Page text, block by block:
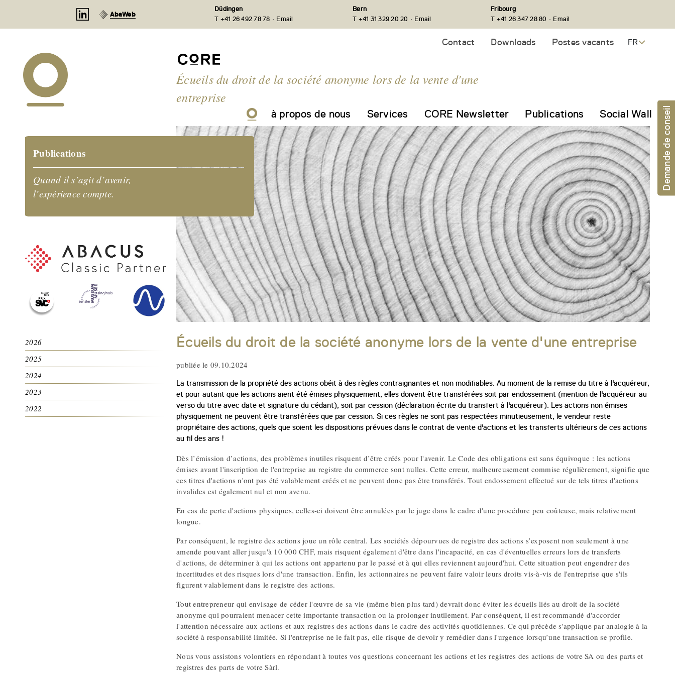
AbaWeb
Düdingen
T +41 26 492 78 78 · Email
Bern
T +41 31 329 20 20 · Email
Fribourg
T +41 26 347 28 80 · Email
Contact Downloads Postes vacants FR
Écueils du droit de la société anonyme lors de la vente d'une
entreprise
à propos de nous Services CORE Newsletter Publications Social Wall
Publications
Quand il s’agit d’avenir,
l’expérience compte.
2026
2025
2024
2023
2022
Écueils du droit de la société anonyme lors de la vente d'une entreprise
publiée le 09.10.2024
La transmission de la propriété des actions obéit à des règles contraignantes et non modifiables. Au moment de la remise du titre à l'acquéreur,
et pour autant que les actions aient été émises physiquement, elles doivent être transférées soit par endossement (mention de l'acquéreur au
verso du titre avec date et signature du cédant), soit par cession (déclaration écrite du transfert à l'acquéreur). Les actions non émises
physiquement ne peuvent être transférées que par cession. Si ces règles ne sont pas respectées minutieusement, le vendeur reste
propriétaire des actions, quels que soient les dispositions prévues dans le contrat de vente d'actions et les transferts ultérieurs de ces actions
au fil des ans !
Dès l’émission d’actions, des problèmes inutiles risquent d’être créés pour l'avenir. Le Code des obligations est sans équivoque : les actions
émises avant l'inscription de l'entreprise au registre du commerce sont nulles. Cette erreur, malheureusement commise régulièrement, signifie que
ces titres d'actions n'ont pas été valablement créés et ne peuvent donc pas être transférés. Tout endossement effectué sur de tels titres d'actions
invalides est également nul et non avenu.
En cas de perte d'actions physiques, celles-ci doivent être annulées par le juge dans le cadre d'une procédure peu coûteuse, mais relativement
longue.
Par conséquent, le registre des actions joue un rôle central. Les sociétés dépourvues de registre des actions s’exposent non seulement à une
amende pouvant aller jusqu'à 10 000 CHF, mais risquent également d'être dans l'incapacité, en cas d'éventuelles erreurs lors de transferts
d'actions, de déterminer à qui les actions ont appartenu par le passé et à qui elles reviennent aujourd'hui. Cette situation peut engendrer des
incertitudes et des risques lors d'une transaction. Enfin, les actionnaires ne peuvent faire valoir leurs droits vis-à-vis de l'entreprise que s'ils
figurent valablement dans le registre des actions.
Tout entrepreneur qui envisage de céder l'œuvre de sa vie (même bien plus tard) devrait donc éviter les écueils liés au droit de la société
anonyme qui pourraient menacer cette importante transaction ou la prolonger inutilement. Par conséquent, il est recommandé d'accorder
l'attention nécessaire aux actions et aux registres des actions dans le cadre des activités quotidiennes. Ce qui précède s'applique par analogie à la
société à responsabilité limitée. Si l'entreprise ne le fait pas, elle risque de devoir y remédier dans l'urgence lorsqu’une transaction se profile.
Nous vous assistons volontiers en répondant à toutes vos questions concernant les actions et les registres des actions de votre SA ou des parts et
registres des parts de votre Sàrl.
Demande de conseil
Panneau de gestion des cookies